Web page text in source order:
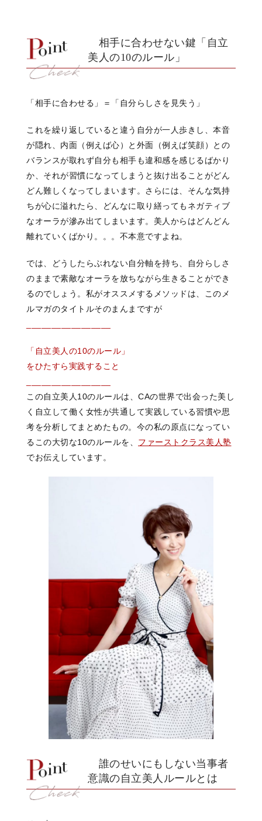
相手に合わせない鍵 「自立
美人の10のルール」
「相手に合わせる」＝「自分らしさを見失う」
これを繰り返していると違う自分が一人歩きし、本音
が隠れ、内面（例えば心）と外面（例えば笑顔）との
バランスが取れず自分も相手も違和感を感じるばかり
か、それが習慣になってしまうと抜け出ることがどん
どん難しくなってしまいます。さらには、そんな気持
ちが心に溢れたら、どんなに取り繕ってもネガティブ
なオーラが滲み出てしまいます。美人からはどんどん
離れていくばかり。。。不本意ですよね。
では、どうしたらぶれない自分軸を持ち、自分らしさ
のままで素敵なオーラを放ちながら生きることができ
るのでしょう。私がオススメするメソッドは、このメ
ルマガのタイトルそのまんまですが
「自立美人の10のルール」
をひたすら実践すること
この自立美人10のルールは、CAの世界で出会った美し
く自立して働く女性が共通して実践している習慣や思
考を分析してまとめたもの。今の私の原点になってい
るこの大切な10のルールを、 ファーストクラス美人塾
でお伝えしています。
誰のせいにもしない当事者
意識の自立美人ルールとは